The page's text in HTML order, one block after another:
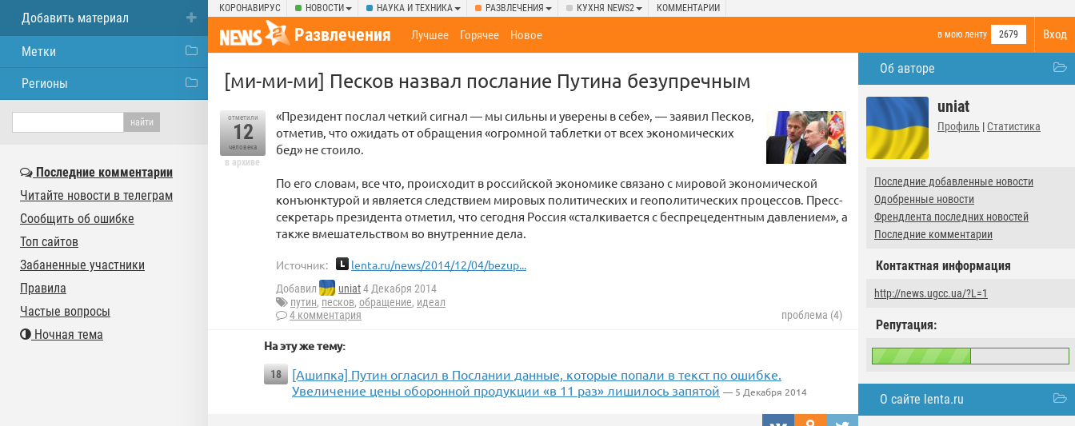
КОРОНАВИРУС НОВОСТИ НАУКА И ТЕХНИКА РАЗВЛЕЧЕНИЯ КУХНЯ NEWS2 КОММЕНТАРИИ
Вход
Развлечения в мою ленту 2679
Лучшее Горячее Новое
Об авторе
uniat
Профиль | Статистика
Последние добавленные новости
Одобренные новости
Френдлента последних новостей
Последние комментарии
Контактная информация
http://news.ugcc.ua/?L=1
Репутация:
О сайте lenta.ru
[ми-ми-ми] Песков назвал послание Путина безупречным
отметили
12
человека
в архиве
«Президент послал четкий сигнал — мы сильны и уверены в себе», — заявил Песков,
отметив, что ожидать от обращения «огромной таблетки от всех экономических
бед» не стоило.
По его словам, все что, происходит в российской экономике связано с мировой экономической
конъюнктурой и является следствием мировых политических и геополитических процессов. Пресс-
секретарь президента отметил, что сегодня Россия «сталкивается с беспрецедентным давлением», а
также вмешательством во внутренние дела.
Источник: lenta.ru/news/2014/12/04/bezup...
Добавил uniat4 Декабря 2014
путин, песков, обращение, идеал
4 комментария
проблема (4)
На эту же тему:
18
[Ашипка] Путин огласил в Послании данные, которые попали в текст по ошибке.
Увеличение цены оборонной продукции «в 11 раз» лишилось запятой — 5 Декабря 2014
Добавить материал
Метки
Регионы
Последние комментарии
Читайте новости в телеграм
Сообщить об ошибке
Топ сайтов
Забаненные участники
Правила
Частые вопросы
Ночная тема